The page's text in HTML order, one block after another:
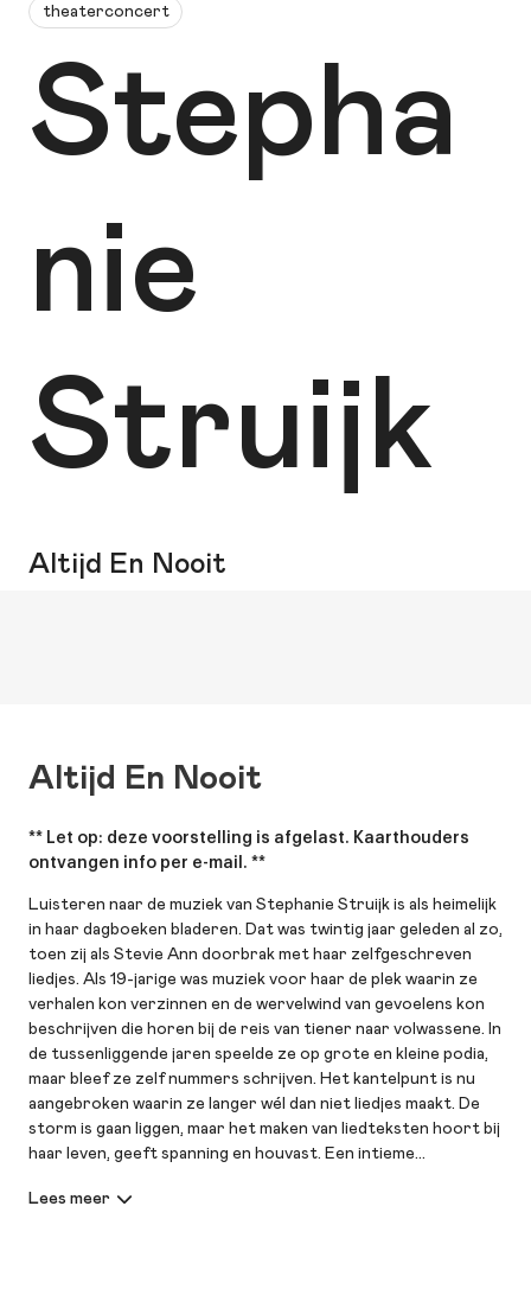
theaterconcert
Stepha
nie
Struijk
Altijd En Nooit
Altijd En Nooit
** Let op: deze voorstelling is afgelast. Kaarthouders
ontvangen info per e-mail. **
Luisteren naar de muziek van Stephanie Struijk is als heimelijk
in haar dagboeken bladeren. Dat was twintig jaar geleden al zo,
toen zij als Stevie Ann doorbrak met haar zelfgeschreven
liedjes. Als 19-jarige was muziek voor haar de plek waarin ze
verhalen kon verzinnen en de wervelwind van gevoelens kon
beschrijven die horen bij de reis van tiener naar volwassene. In
de tussenliggende jaren speelde ze op grote en kleine podia,
maar bleef ze zelf nummers schrijven. Het kantelpunt is nu
aangebroken waarin ze langer wél dan niet liedjes maakt. De
storm is gaan liggen, maar het maken van liedteksten hoort bij
haar leven, geeft spanning en houvast. Een intieme